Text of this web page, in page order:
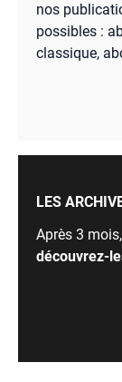
nos
possibles :
classique,
LES
Après 3
découvrez-